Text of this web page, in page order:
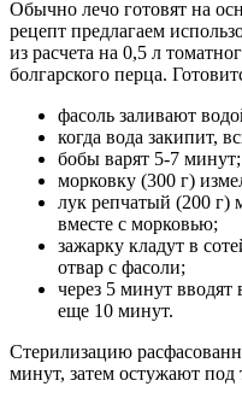
Обычно лечо готовят на
рецепт предлагаем
из расчета на 0,5 л
болгарского перца.
фасоль заливают
когда вода закипит,
бобы варят 5-7 минут;
морковку (300 г)
лук репчатый (200
вместе с морковью;
зажарку кладут в
отвар с фасоли;
через 5 минут
еще 10 минут.
Стерилизацию
минут, затем остужают